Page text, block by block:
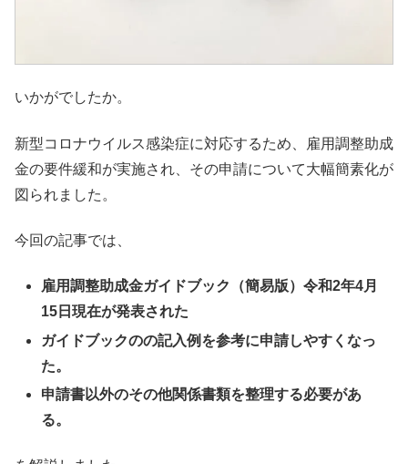
いかがでしたか。
新型コロナウイルス感染症に対応するため、雇用調整助成
金の要件緩和が実施され、その申請について大幅簡素化が
図られました。
今回の記事では、
雇用調整助成金ガイドブック（簡易版）令和2年4月
15日現在が発表された
ガイドブックのの記入例を参考に申請しやすくなっ
た。
申請書以外のその他関係書類を整理する必要があ
る。